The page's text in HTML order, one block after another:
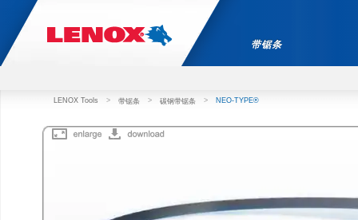
带锯条
LENOX Tools > 带锯条 > 碳钢带锯条 > NEO-TYPE®